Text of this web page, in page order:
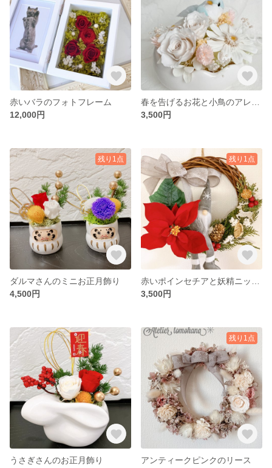
赤いバラのフォトフレーム
12,000円
3,500円
残り1点
ダルマさんのミニお正月飾り
4,500円
残り1点
3,500円
うさぎさんのお正月飾り
残り1点
アンティークピンクのリース